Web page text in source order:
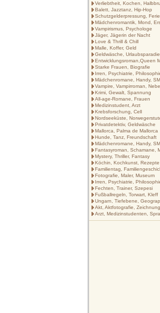
Verliebtheit, Kochen,
Balett, Jazztanz, Hip-Hop
Schutzgelderpressung,
Mädchenromantik, Mond,
Vampirismus, Psychologe
Jäger, Jägerin der Nacht
Love & Thrill & Chill
Malle, Koffer, Geld
Geldwäsche,
Entwicklungsroman,Queen
Starke Frauen, Biografie
Irren, Psychiatrie,
Mädchenromane, Handy,
Vampire, Vampirroman,
Krimi, Gewalt, Spannung
All-age-Romane, Frauen
Medizinstudent, Arzt
Krebsforschung, Cell
Nordseeküste,
Privatdetektiv, Geldwäsche
Mallorca, Palma de Mallorca
Hunde, Tanz, Freundschaft
Mädchenromane, Handy,
Fantasyroman, Schamane,
Mystery, Thriller, Fantasy
Köchin, Kochkunst, Rezepte
Familientag,
Fotografie, Maler, Museum
Irren, Psychiatrie,
Fechten, Trainer, Szepesi
Fußballregeln, Torwart, Kleff
Ungarn, Tiefebene,
Akt, Aktfotografie, Zeichnung
Arzt, Medizinstudenten,